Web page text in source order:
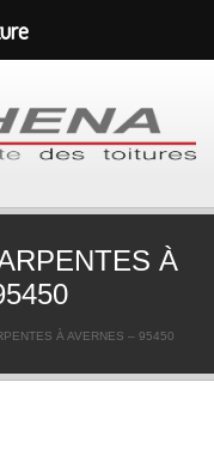
À
À AVERNES – 95450